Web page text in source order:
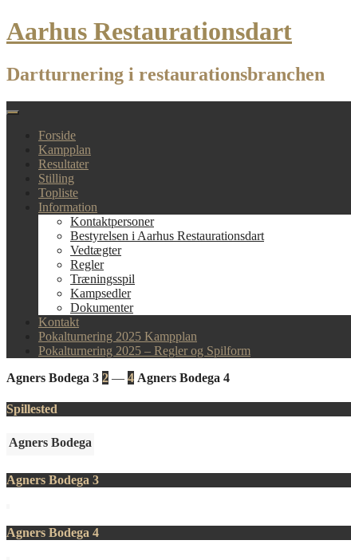
Skip
to
Aarhus Restaurationsdart
Dartturnering i restaurationsbranchen
Forside
Kampplan
Resultater
Stilling
Topliste
Information
Kontaktpersoner
Bestyrelsen i Aarhus Restaurationsdart
Vedtægter
Regler
Træningsspil
Kampsedler
Dokumenter
Kontakt
Pokalturnering 2025 Kampplan
Pokalturnering 2025 – Regler og Spilform
Agners Bodega 3 2 — 4 Agners Bodega 4
Spillested
Agners Bodega
Agners Bodega 3
Agners Bodega 4